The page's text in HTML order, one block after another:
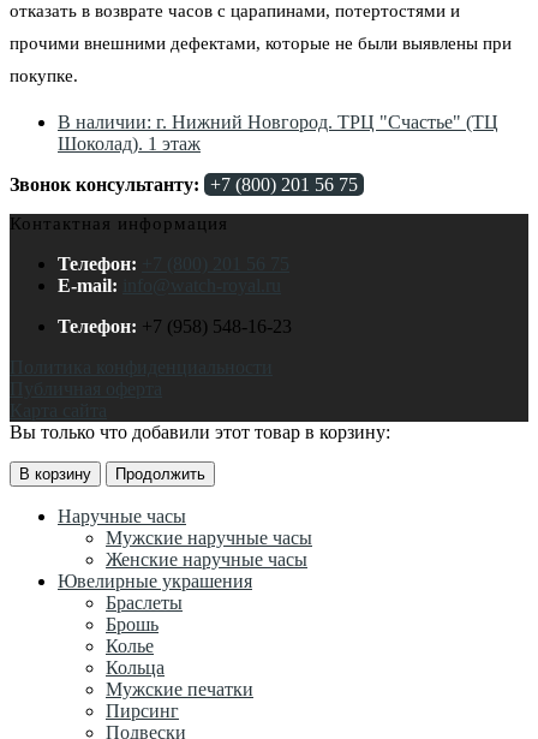
отказать в возврате часов с царапинами, потертостями и
прочими внешними дефектами, которые не были выявлены при
покупке.
В наличии: г. Нижний Новгород. ТРЦ "Счастье" (ТЦ
Шоколад). 1 этаж
Звонок консультанту: +7 (800) 201 56 75
Контактная информация
Телефон:
+7 (800) 201 56 75
E-mail:
Телефон: +7 (958) 548-16-23
Карта сайта
Вы только что добавили этот товар в корзину:
В корзину Продолжить
Наручные часы
Мужские наручные часы
Женские наручные часы
Ювелирные украшения
Браслеты
Брошь
Колье
Кольца
Мужские печатки
Пирсинг
Подвески